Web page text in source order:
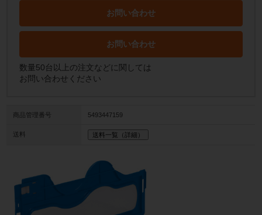
お問い合わせ
お問い合わせ
数量50台以上の注文などに関しては
お問い合わせください
商品管理番号 5493447159
送料 送料一覧（詳細）